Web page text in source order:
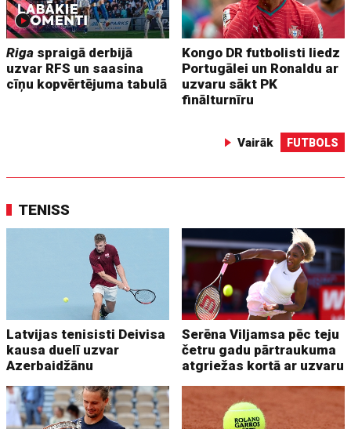
Riga spraigā derbijā
uzvar RFS un saasina
cīņu kopvērtējuma tabulā
Kongo DR futbolisti liedz
Portugālei un Ronaldu ar
uzvaru sākt PK
finālturnīru
Vairāk FUTBOLS
TENISS
Latvijas tenisisti Deivisa
kausa duelī uzvar
Azerbaidžānu
Serēna Viljamsa pēc teju
četru gadu pārtraukuma
atgriežas kortā ar uzvaru